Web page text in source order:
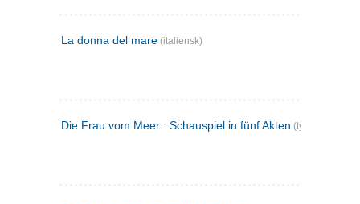
La donna del mare (italiensk)
Die Frau vom Meer : Schauspiel in fünf Akten (tysk)